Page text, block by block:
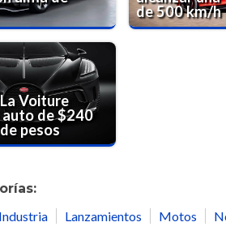
de 500 km/h
Voiture
auto de $240
pesos
Industria Lanzamientos Motos